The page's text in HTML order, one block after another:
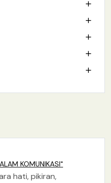
KOMUNIKASI"
hati, pikiran,